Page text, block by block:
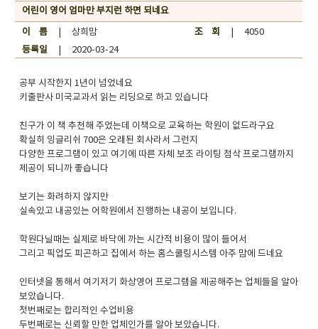
어린이 영어 엄마만 부지런 하면 되네요
이 름| 상희맘 조 회
| 4050
등록일| 2020-03-24
공부 시작한지 1년이 넘었네요
키출판사 미국교과서 읽는 리딩으로 하고 있습니다
친구가 이 책 추천해 주었는데 이책으로 교육하는 학원이 없드라구요
확실히 잉글리쉬 700은 오래된 회사라서 그런지
다양한 프로그램이 있고 여기에 따른 자체 보조 라이팅 첨삭 프로그램까지
제공이 되니까 좋습니다
보기는 화려하지 않지만
실속있고 내공있는 어학원에서 진행하는 내공이 보입니다.
학원다닐때는 실제로 바닥에 까는 시간적 비용이 많이 들어서
그리고 픽업도 피곤하고 집에서 하는 홈스쿨링시스템 아주 맘에 드네요
인터넷을 통해서 여기저기 화상영어 프로그램을 제공해주는 업체들을 알아
보았습니다.
첫번째로는 합리적인 수업비용
두번째로는 신뢰할 만한 업체인가를 알아 보았습니다.